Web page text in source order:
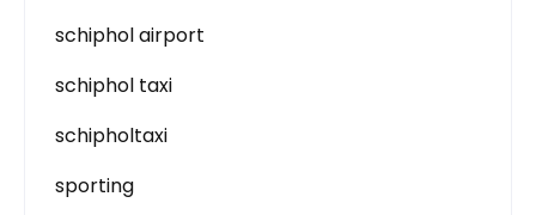
schiphol airport
schiphol taxi
schipholtaxi
sporting